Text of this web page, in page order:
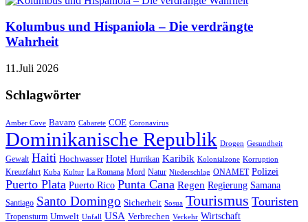
Kolumbus und Hispaniola – Die verdrängte
Wahrheit
11.Juli 2026
Schlagwörter
Amber Cove Bavaro Cabarete COE Coronavirus
Dominikanische Republik Drogen Gesundheit
Gewalt Haiti Hochwasser Hotel Hurrikan Karibik Kolonialzone Korruption
Kreuzfahrt Kuba Kultur La Romana Mord Natur Niederschlag ONAMET Polizei
Puerto Plata Puerto Rico Punta Cana Regen Regierung Samana
Santiago Santo Domingo Sicherheit Sosua Tourismus Touristen
Tropensturm Umwelt Unfall USA Verbrechen Verkehr Wirtschaft